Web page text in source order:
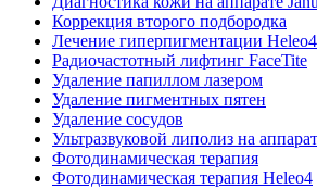
Коррекция второго подбородка
Лечение гиперпигментации Heleo4
Радиочастотный лифтинг FaceTite
Удаление папиллом лазером
Удаление пигментных пятен
Удаление сосудов
Ультразвуковой липолиз на
Фотодинамическая терапия
Фотодинамическая терапия Heleo4